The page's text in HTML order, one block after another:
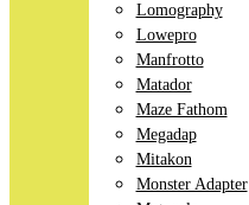
Lomography
Lowepro
Manfrotto
Matador
Maze Fathom
Megadap
Mitakon
Monster Adapter